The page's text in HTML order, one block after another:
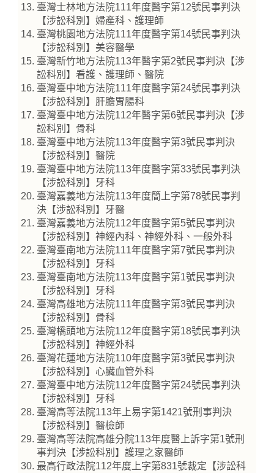
臺灣士林地方法院111年度醫字第12號民事判決
【涉訟科別】婦產科、護理師
臺灣桃園地方法院111年度醫字第14號民事判決
【涉訟科別】美容醫學
臺灣新竹地方法院113年醫字第2號民事判決【涉
訟科別】看護、護理師、醫院
臺灣臺中地方法院111年度醫字第24號民事判決
【涉訟科別】肝膽胃腸科
臺灣臺中地方法院112年醫字第6號民事判決【涉
訟科別】骨科
臺灣臺中地方法院113年度醫字第3號民事判決
【涉訟科別】醫院
臺灣臺中地方法院113年度醫字第33號民事判決
【涉訟科別】牙科
臺灣嘉義地方法院113年度簡上字第78號民事判
決【涉訟科別】牙醫
臺灣嘉義地方法院112年度醫字第5號民事判決
【涉訟科別】神經內科、神經外科、一般外科
臺灣臺南地方法院111年度醫字第7號民事判決
【涉訟科別】牙科
臺灣臺南地方法院113年度醫字第1號民事判決
【涉訟科別】牙科
臺灣高雄地方法院111年度醫字第3號民事判決
【涉訟科別】骨科
臺灣橋頭地方法院112年度醫字第18號民事判決
【涉訟科別】神經外科
臺灣花蓮地方法院110年度醫字第3號民事判決
【涉訟科別】心臟血管外科
臺灣臺中地方法院112年度醫字第24號民事判決
【涉訟科別】牙科
臺灣高等法院113年上易字第1421號刑事判決
【涉訟科別】醫檢師
臺灣高等法院高雄分院113年度醫上訴字第1號刑
事判決【涉訟科別】護理之家醫師
最高行政法院112年度上字第831號裁定【涉訟科